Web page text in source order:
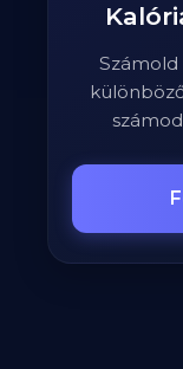
Számold